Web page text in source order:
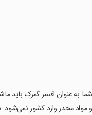
‏شما به عنوان افسر گمرک باید
و مواد مخدر وارد کشور